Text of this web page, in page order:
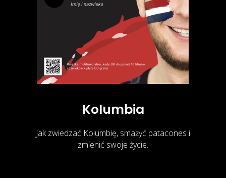
Kolumbia
Jak zwiedzać Kolumbię, smażyć patacones i
zmienić swoje życie.